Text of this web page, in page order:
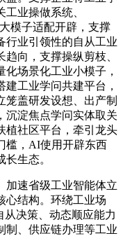
业操做系统、
模子适配开辟，支撑
行业引领性的自从工业
向，支撑操纵剪枝、
场景化工业小模子，
工业学问共建平台，
笼盖研发设想、出产制
沉淀焦点学问实体取关
植社区平台，牵引龙头
槛，AI使用开辟东西
生态。
速省级工业智能体立
心结构。环绕工业场
从决策、动态顺应能力
制、供应链办理等工业